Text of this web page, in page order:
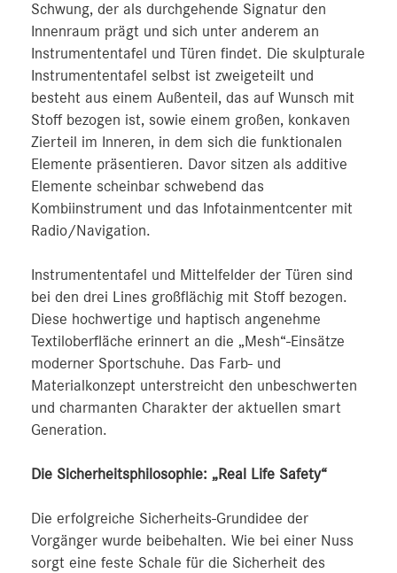
Schwung, der als durchgehende Signatur den
Innenraum prägt und sich unter anderem an
Instrumententafel und Türen findet. Die skulpturale
Instrumententafel selbst ist zweigeteilt und
besteht aus einem Außenteil, das auf Wunsch mit
Stoff bezogen ist, sowie einem großen, konkaven
Zierteil im Inneren, in dem sich die funktionalen
Elemente präsentieren. Davor sitzen als additive
Elemente scheinbar schwebend das
Kombiinstrument und das Infotainmentcenter mit
Radio/Navigation.
Instrumententafel und Mittelfelder der Türen sind
bei den drei Lines großflächig mit Stoff bezogen.
Diese hochwertige und haptisch angenehme
Textiloberfläche erinnert an die „Mesh“-Einsätze
moderner Sportschuhe. Das Farb- und
Materialkonzept unterstreicht den unbeschwerten
und charmanten Charakter der aktuellen smart
Generation.
Die Sicherheitsphilosophie: „Real Life Safety“
Die erfolgreiche Sicherheits-Grundidee der
Vorgänger wurde beibehalten. Wie bei einer Nuss
sorgt eine feste Schale für die Sicherheit des